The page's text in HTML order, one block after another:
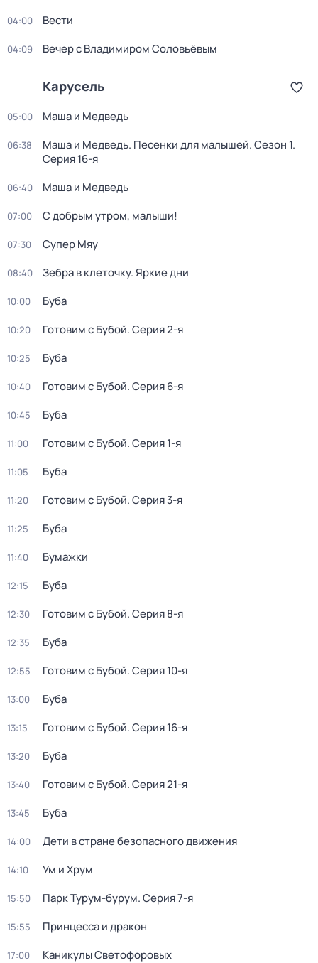
04:00 Вести
04:09 Вечер с Владимиром Соловьёвым
Карусель
05:00 Маша и Медведь
06:38 Маша и Медведь. Песенки для малышей. Сезон 1.
Серия 16-я
06:40 Маша и Медведь
07:00 С добрым утром, малыши!
07:30 Супер Мяу
08:40 Зебра в клеточку. Яркие дни
10:00 Буба
10:20 Готовим с Бубой. Серия 2-я
10:25 Буба
10:40 Готовим с Бубой. Серия 6-я
10:45 Буба
11:00 Готовим с Бубой. Серия 1-я
11:05 Буба
11:20 Готовим с Бубой. Серия 3-я
11:25 Буба
11:40 Бумажки
12:15 Буба
12:30 Готовим с Бубой. Серия 8-я
12:35 Буба
12:55 Готовим с Бубой. Серия 10-я
13:00 Буба
13:15 Готовим с Бубой. Серия 16-я
13:20 Буба
13:40 Готовим с Бубой. Серия 21-я
13:45 Буба
14:00 Дети в стране безопасного движения
14:10 Ум и Хрум
15:50 Парк Турум-бурум. Серия 7-я
15:55 Принцесса и дракон
17:00 Каникулы Светофоровых